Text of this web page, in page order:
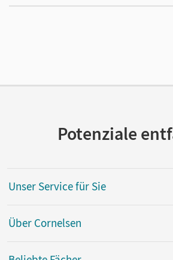
Unterrichtsmanager 90 Tage lang zu
Potenziale
Unser Service für Sie
Über Cornelsen